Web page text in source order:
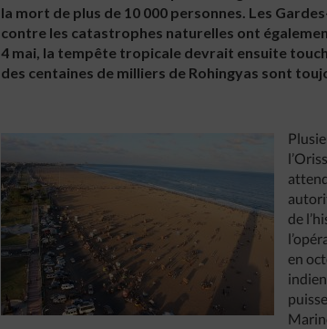
la mort de plus de 10 000 personnes. Les
contre les catastrophes naturelles ont
4 mai, la tempête tropicale devrait ensuite
des centaines de milliers de Rohingyas sont
de
en